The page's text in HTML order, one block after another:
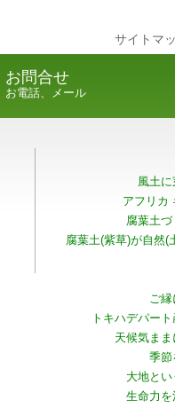
サイトマ
お問合せ
お電話、メール
風土
アフリカ
腐葉土
腐葉土(紫草)が自然(
ご
トキハデパー
天候気ま
季節
大地と
生命力を